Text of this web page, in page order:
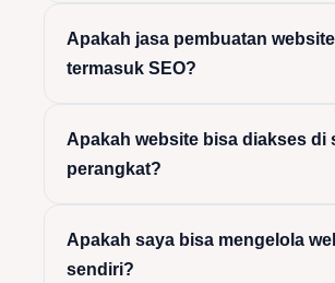
Apakah jasa pembuatan
termasuk SEO?
Apakah website bisa diakses di
perangkat?
Apakah saya bisa mengelola
sendiri?